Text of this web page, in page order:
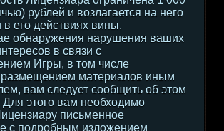
рублей и возлагается на него
в его действиях вины.
обнаружения нарушения ваших
в связи с
Игры, в том числе
размещением материалов иным
вам следует сообщить об этом
Для этого вам необходимо
письменное
с подробным изложением